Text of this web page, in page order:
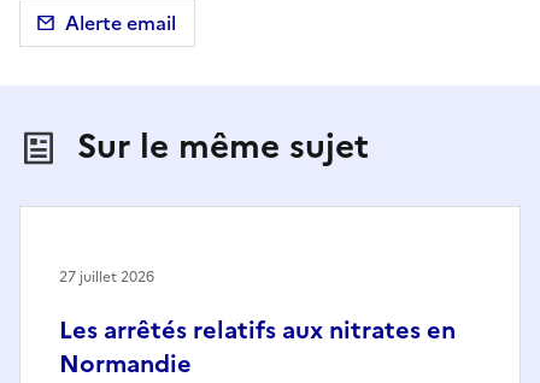
Alerte email
Sur le même sujet
Les arrêtés relatifs aux nitrates en
Normandie
27 juillet 2026